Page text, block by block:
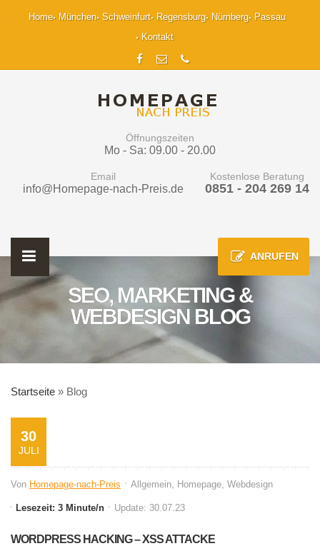
Home München Schweinfurt Regensburg Nürnberg
Passau
Kontakt
Öffnungszeiten
Mo - Sa: 09.00 - 20.00
Email
info@Homepage-nach-Preis.de
Kostenlose Beratung
0851 - 204 269 14
ANRUFEN
SEO, MARKETING &
WEBDESIGN BLOG
Startseite » Blog
30
JULI
Von Homepage-nach-Preis Allgemein Homepage Webdesign
Lesezeit: 3 Minute/n Update: 30.07.23
WORDPRESS HACKING – XSS ATTACKE